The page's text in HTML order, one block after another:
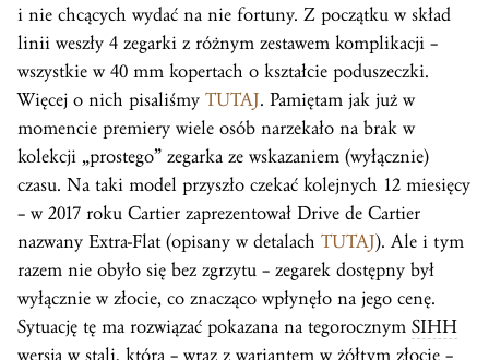
i nie chcących wydać na nie fortuny. Z początku w skład
linii weszły 4 zegarki z różnym zestawem komplikacji –
wszystkie w 40 mm kopertach o kształcie poduszeczki.
Więcej o nich pisaliśmy TUTAJ. Pamiętam jak już w
momencie premiery wiele osób narzekało na brak w
kolekcji „prostego” zegarka ze wskazaniem (wyłącznie)
czasu. Na taki model przyszło czekać kolejnych 12 miesięcy
– w 2017 roku Cartier zaprezentował Drive de Cartier
nazwany Extra-Flat (opisany w detalach TUTAJ). Ale i tym
razem nie obyło się bez zgrzytu – zegarek dostępny był
wyłącznie w złocie, co znacząco wpłynęło na jego cenę.
Sytuację tę ma rozwiązać pokazana na tegorocznym SIHH
wersja w stali, która – wraz z wariantem w żółtym złocie –